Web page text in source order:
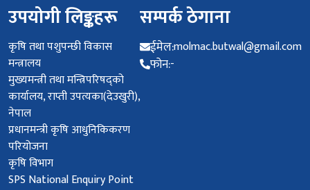
उपयोगी लिङ्कहरू
कृषि तथा पशुपन्छी विकास
मन्त्रालय
मुख्यमन्त्री तथा मन्त्रिपरिषद्को
कार्यालय, राप्ती उपत्यका(देउखुरी),
नेपाल
प्रधानमन्‍त्री कृषि आधुनिकिकरण
परियोजना
कृषि विभाग
SPS National Enquiry Point
सम्पर्क ठेगाना
ईमेल:molmac.butwal@gmail.com
फोन:-